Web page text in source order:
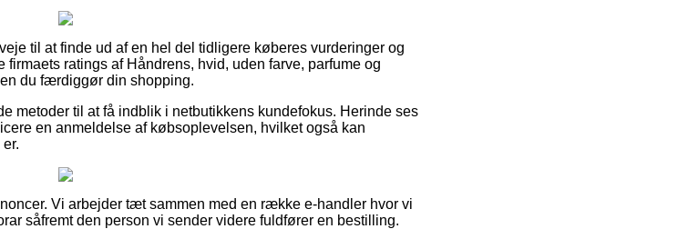
til at finde ud af en hel del tidligere køberes vurderinger og
ratings af Håndrens, hvid, uden farve, parfume og
du færdiggør din shopping.
metoder til at få indblik i netbutikkens kundefokus. Herinde ses
en anmeldelse af købsoplevelsen, hvilket også kan
Vi arbejder tæt sammen med en række e-handler hvor vi
såfremt den person vi sender videre fuldfører en bestilling.